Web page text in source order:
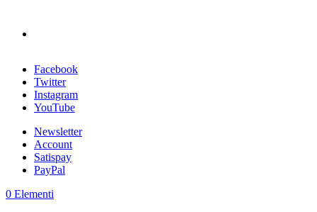
Facebook
Twitter
Instagram
YouTube
Newsletter
Account
Satispay
PayPal
0 Elementi